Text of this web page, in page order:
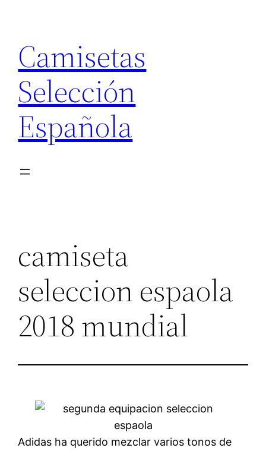
contenido
Camisetas
Selección
Española
camiseta
seleccion espaola
2018 mundial
Adidas ha querido mezclar varios tonos de